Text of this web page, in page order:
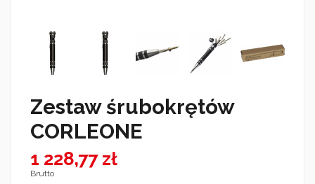
Zestaw śrubokrętów
CORLEONE
1 228,77 zł
Brutto